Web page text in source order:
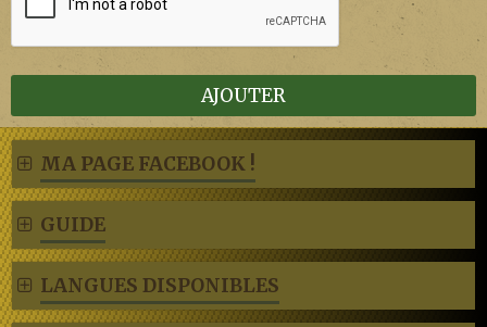
AJOUTER
MA PAGE FACEBOOK !
GUIDE
LANGUES DISPONIBLES